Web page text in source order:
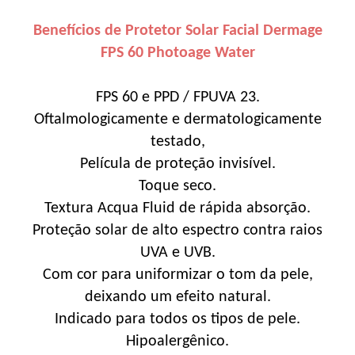
Benefícios de Protetor Solar Facial Dermage
FPS 60 Photoage Water
FPS 60 e PPD / FPUVA 23.
Oftalmologicamente e dermatologicamente
testado,
Película de proteção invisível.
Toque seco.
Textura Acqua Fluid de rápida absorção.
Proteção solar de alto espectro contra raios
UVA e UVB.
Com cor para uniformizar o tom da pele,
deixando um efeito natural.
Indicado para todos os tipos de pele.
Hipoalergênico.